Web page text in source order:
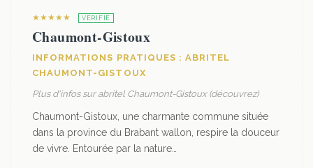
★★★★★ VÉRIFIÉ
Chaumont-Gistoux
INFORMATIONS PRATIQUES : ABRITEL
CHAUMONT-GISTOUX
Plus d'infos sur abritel Chaumont-Gistoux (découvrez)
Chaumont-Gistoux, une charmante commune située
dans la province du Brabant wallon, respire la douceur
de vivre. Entourée par la nature…